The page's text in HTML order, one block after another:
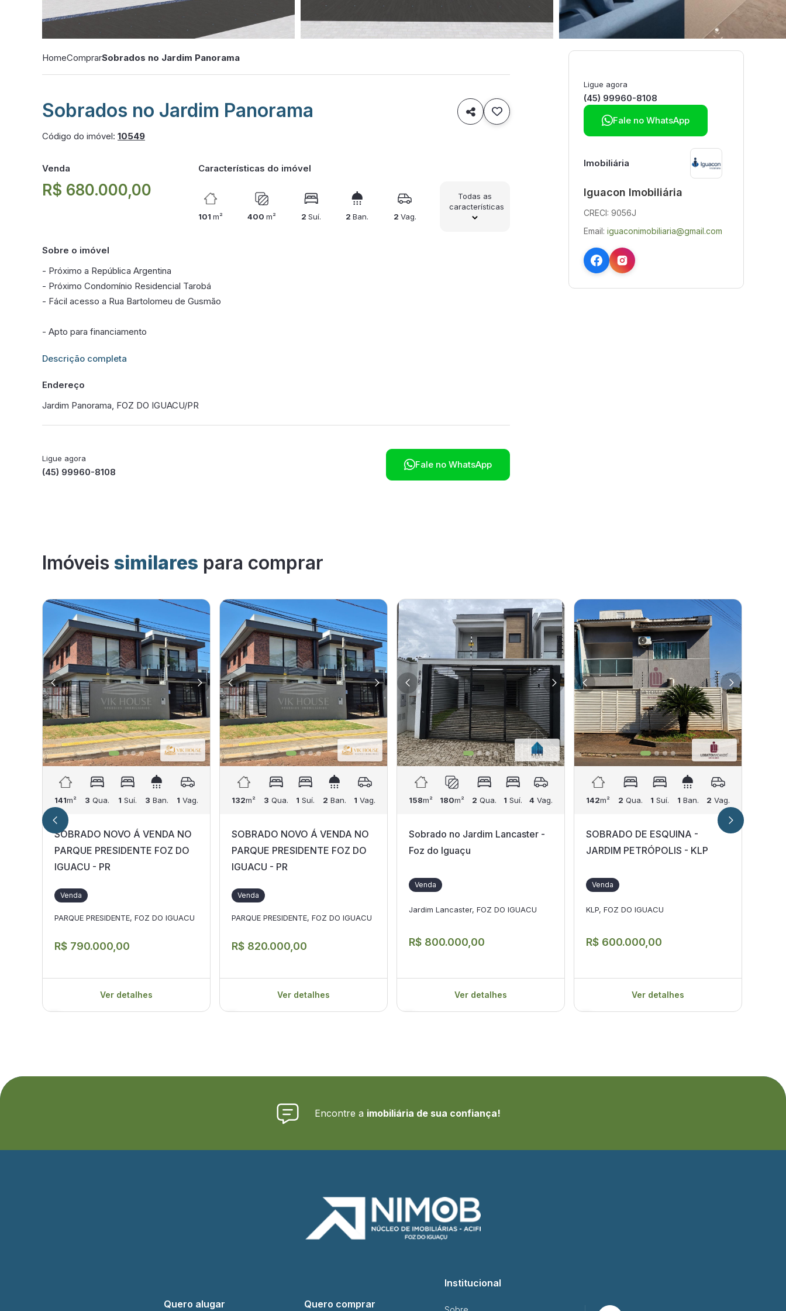
HomeComprarSobrados no Jardim Panorama
Sobrados no Jardim Panorama 
Código do imóvel: 10549
Venda
R$ 680.000,00
Características do imóvel
101 m² 400m² 2 Suí. 2Ban. 2 Vag.
Todas as
características
Sobre o imóvel
- Próximo a República Argentina
- Próximo Condomínio Residencial Tarobá
- Fácil acesso a Rua Bartolomeu de Gusmão
- Apto para financiamento
Informações adicionais sobre este imóvel estarão disponíveis em breve.
Descrição completa
Endereço
Jardim Panorama, FOZ DO IGUACU/PR
Ligue agora
(45) 99960-8108
Fale no WhatsApp
Ligue agora
(45) 99960-8108
Fale no WhatsApp
Imobiliária
Iguacon Imobiliária
CRECI: 9056J
Email: iguaconimobiliaria@gmail.com
Imóveis similares para comprar
141m² 3 Qua. 1 Suí. 3 Ban. 1 Vag.
SOBRADO NOVO Á VENDA NO
PARQUE PRESIDENTE FOZ DO
IGUACU - PR
Venda
PARQUE PRESIDENTE, FOZ DO IGUACU
R$ 790.000,00
Ver detalhes
132m² 3 Qua. 1 Suí. 2 Ban. 1 Vag.
SOBRADO NOVO Á VENDA NO
PARQUE PRESIDENTE FOZ DO
IGUACU - PR
Venda
PARQUE PRESIDENTE, FOZ DO IGUACU
R$ 820.000,00
Ver detalhes
158m² 180m² 2 Qua. 1 Suí. 4 Vag.
Sobrado no Jardim Lancaster -
Foz do Iguaçu
Venda
Jardim Lancaster, FOZ DO IGUACU
R$ 800.000,00
Ver detalhes
142m² 2 Qua. 1 Suí. 1 Ban. 2 Vag.
SOBRADO DE ESQUINA -
JARDIM PETRÓPOLIS - KLP
Venda
KLP, FOZ DO IGUACU
R$ 600.000,00
Ver detalhes
Encontre a imobiliária de sua confiança!
Quero alugar Quero comprar
Institucional